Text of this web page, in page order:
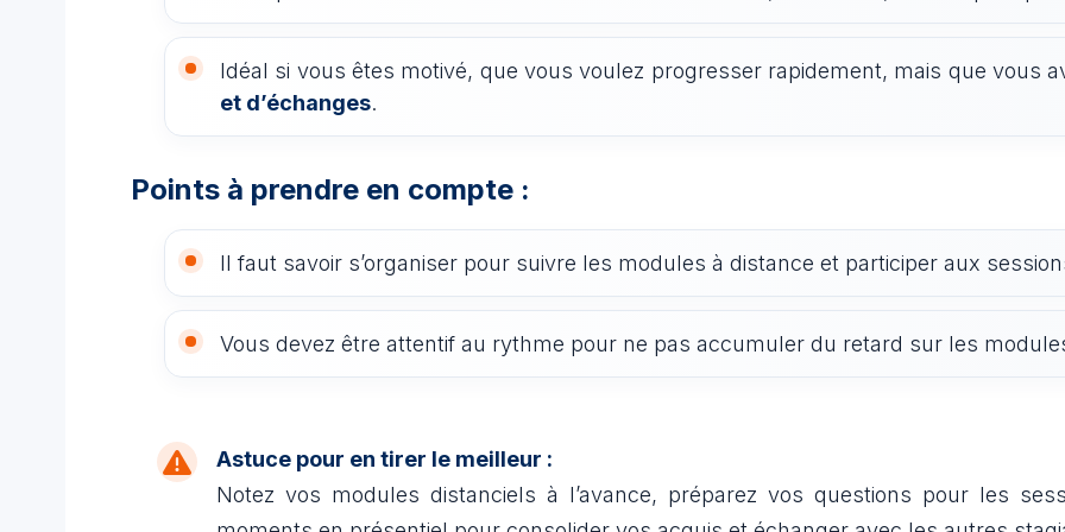
Idéal si vous êtes motivé, que vous voulez progresser rapidement, mais que vous
et d’échanges.
Points à prendre en compte :
Il faut savoir s’organiser pour suivre les modules à distance et participer aux
Vous devez être attentif au rythme pour ne pas accumuler du retard sur les
Astuce pour en tirer le meilleur :
Notez vos modules distanciels à l’avance, préparez vos questions pour les